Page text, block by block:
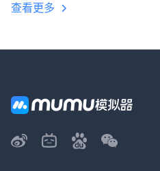
查看更多